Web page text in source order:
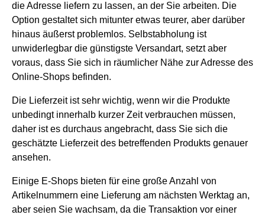
die Adresse liefern zu lassen, an der Sie arbeiten. Die
Option gestaltet sich mitunter etwas teurer, aber darüber
hinaus äußerst problemlos. Selbstabholung ist
unwiderlegbar die günstigste Versandart, setzt aber
voraus, dass Sie sich in räumlicher Nähe zur Adresse des
Online-Shops befinden.
Die Lieferzeit ist sehr wichtig, wenn wir die Produkte
unbedingt innerhalb kurzer Zeit verbrauchen müssen,
daher ist es durchaus angebracht, dass Sie sich die
geschätzte Lieferzeit des betreffenden Produkts genauer
ansehen.
Einige E-Shops bieten für eine große Anzahl von
Artikelnummern eine Lieferung am nächsten Werktag an,
aber seien Sie wachsam, da die Transaktion vor einer